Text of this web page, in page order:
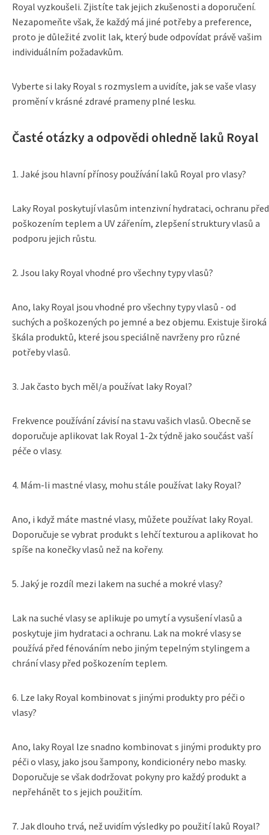
Royal vyzkoušeli. Zjistíte tak jejich zkušenosti a doporučení.
Nezapomeňte však, že každý má jiné potřeby a preference,
proto je důležité zvolit lak, který bude odpovídat právě vašim
individuálním požadavkům.
Vyberte si laky Royal s rozmyslem a uvidíte, jak se vaše vlasy
promění v krásné zdravé prameny plné lesku.
Časté otázky a odpovědi ohledně laků Royal
1. Jaké jsou hlavní přínosy používání laků Royal pro vlasy?
Laky Royal poskytují vlasům intenzivní hydrataci, ochranu před
poškozením teplem a UV zářením, zlepšení struktury vlasů a
podporu jejich růstu.
2. Jsou laky Royal vhodné pro všechny typy vlasů?
Ano, laky Royal jsou vhodné pro všechny typy vlasů - od
suchých a poškozených po jemné a bez objemu. Existuje široká
škála produktů, které jsou speciálně navrženy pro různé
potřeby vlasů.
3. Jak často bych měl/a používat laky Royal?
Frekvence používání závisí na stavu vašich vlasů. Obecně se
doporučuje aplikovat lak Royal 1-2x týdně jako součást vaší
péče o vlasy.
4. Mám-li mastné vlasy, mohu stále používat laky Royal?
Ano, i když máte mastné vlasy, můžete používat laky Royal.
Doporučuje se vybrat produkt s lehčí texturou a aplikovat ho
spíše na konečky vlasů než na kořeny.
5. Jaký je rozdíl mezi lakem na suché a mokré vlasy?
Lak na suché vlasy se aplikuje po umytí a vysušení vlasů a
poskytuje jim hydrataci a ochranu. Lak na mokré vlasy se
používá před fénováním nebo jiným tepelným stylingem a
chrání vlasy před poškozením teplem.
6. Lze laky Royal kombinovat s jinými produkty pro péči o
vlasy?
Ano, laky Royal lze snadno kombinovat s jinými produkty pro
péči o vlasy, jako jsou šampony, kondicionéry nebo masky.
Doporučuje se však dodržovat pokyny pro každý produkt a
nepřehánět to s jejich použitím.
7. Jak dlouho trvá, než uvidím výsledky po použití laků Royal?